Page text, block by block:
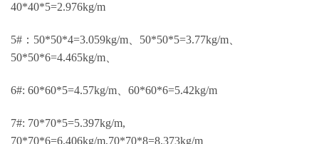
40*40*5=2.976kg/m
5#：50*50*4=3.059kg/m、50*50*5=3.77kg/m、
50*50*6=4.465kg/m、
6#: 60*60*5=4.57kg/m、60*60*6=5.42kg/m
7#: 70*70*5=5.397kg/m,
70*70*6=6.406kg/m,70*70*8=8.373kg/m